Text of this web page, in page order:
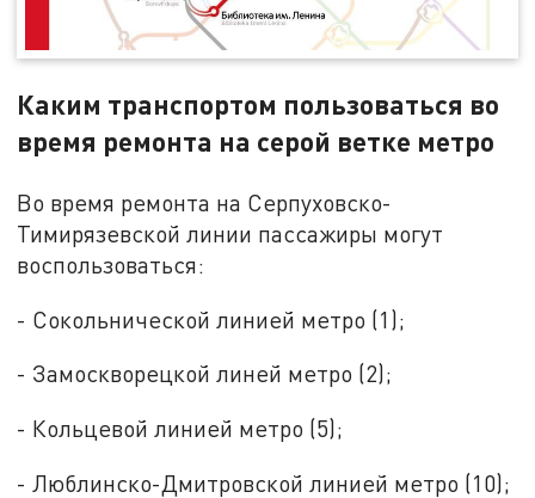
Каким транспортом пользоваться во
время ремонта на серой ветке метро
Во время ремонта на Серпуховско-
Тимирязевской линии пассажиры могут
воспользоваться:
- Сокольнической линией метро (1);
- Замоскворецкой линей метро (2);
- Кольцевой линией метро (5);
- Люблинско-Дмитровской линией метро (10);